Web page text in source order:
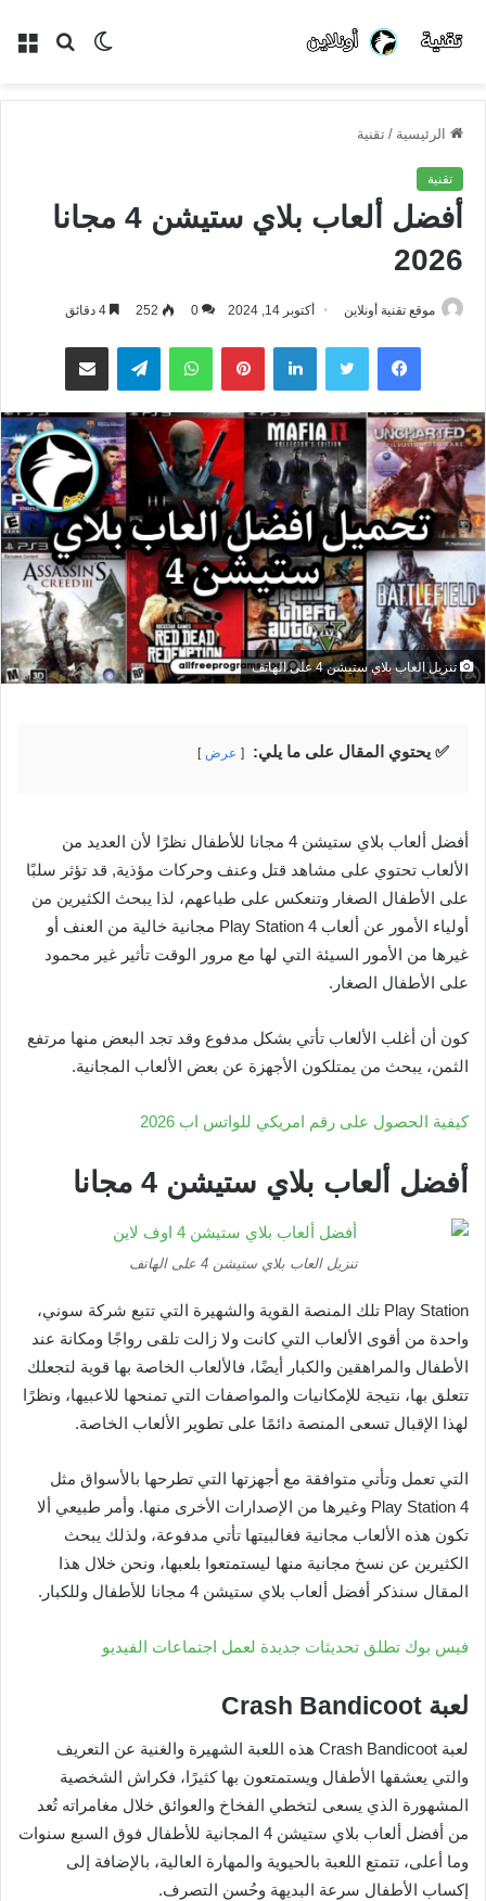
بحث الوضع
الرئيسية / تقنية
تقنية
أفضل ألعاب بلاي ستيشن 4 مجانا
2026
موقع تقنية أونلاين أكتوبر 14, 2024 0
252
فيسبوك تويتر لينكدإن بينتيريستواتساب تيلقرام مشاركة عبر البريد
تنزيل العاب بلاي ستيشن 4 على الهاتف
✅ يحتوي المقال على ما يلي: عرض
أفضل ألعاب بلاي ستيشن 4 مجانا للأطفال نظرًا لأن العديد من
الألعاب تحتوي على مشاهد قتل وعنف وحركات مؤذية, قد تؤثر سلبًا
على الأطفال الصغار وتنعكس على طباعهم، لذا يبحث الكثيرين من
أولياء الأمور عن ألعاب Play Station 4 مجانية خالية من العنف أو
غيرها من الأمور السيئة التي لها مع مرور الوقت تأثير غير محمود
على الأطفال الصغار.
كون أن أغلب الألعاب تأتي بشكل مدفوع وقد تجد البعض منها مرتفع
الثمن، يبحث من يمتلكون الأجهزة عن بعض الألعاب المجانية.
كيفية الحصول على رقم امريكي للواتس اب 2026
أفضل ألعاب بلاي ستيشن 4 مجانا
تنزيل العاب بلاي ستيشن 4 على الهاتف
Play Station تلك المنصة القوية والشهيرة التي تتبع شركة سوني،
واحدة من أقوى الألعاب التي كانت ولا زالت تلقى رواجًا ومكانة عند
الأطفال والمراهقين والكبار أيضًا، فالألعاب الخاصة بها قوية لتجعلك
تتعلق بها، نتيجة للإمكانيات والمواصفات التي تمنحها للاعبيها، ونظرًا
لهذا الإقبال تسعى المنصة دائمًا على تطوير الألعاب الخاصة.
التي تعمل وتأتي متوافقة مع أجهزتها التي تطرحها بالأسواق مثل
Play Station 4 وغيرها من الإصدارات الأخرى منها. وأمر طبيعي ألا
تكون هذه الألعاب مجانية فغالبيتها تأتي مدفوعة، ولذلك يبحث
الكثيرين عن نسخ مجانية منها ليستمتعوا بلعبها، ونحن خلال هذا
المقال سنذكر أفضل ألعاب بلاي ستيشن 4 مجانا للأطفال وللكبار.
فيس بوك تطلق تحديثات جديدة لعمل اجتماعات الفيديو
لعبة Crash Bandicoot
لعبة Crash Bandicoot هذه اللعبة الشهيرة والغنية عن التعريف
والتي يعشقها الأطفال ويستمتعون بها كثيرًا، فكراش الشخصية
المشهورة الذي يسعى لتخطي الفخاخ والعوائق خلال مغامراته تُعد
من أفضل ألعاب بلاي ستيشن 4 المجانية للأطفال فوق السبع سنوات
وما أعلى، تتمتع اللعبة بالحيوية والمهارة العالية، بالإضافة إلى
إكساب الأطفال سرعة البديهة وحُسن التصرف.